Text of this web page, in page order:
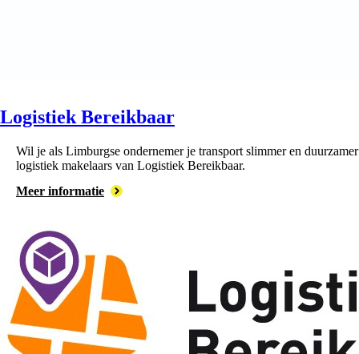
Logistiek Bereikbaar
Wil je als Limburgse ondernemer je transport slimmer en
logistiek makelaars van Logistiek Bereikbaar.
Meer informatie